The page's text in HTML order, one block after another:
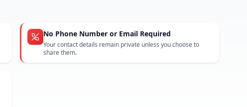
No Phone Number or Email Required
Your contact details remain private unless you choose to
share them.